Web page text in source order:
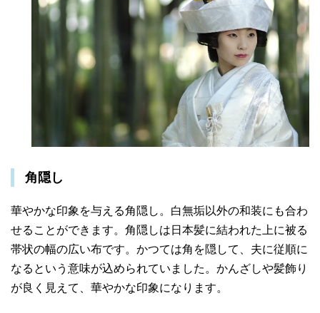
角隠し
華やかな印象を与える角隠し。 白無垢以外の和装にも合わ
せることができます。角隠しは日本髪に結われた上に被る
帯状の幅の広い布です。かつては角を隠して、夫に従順に
なるという意味が込められていました。かんざしや髪飾り
が良く見えて、華やかな印象になります。